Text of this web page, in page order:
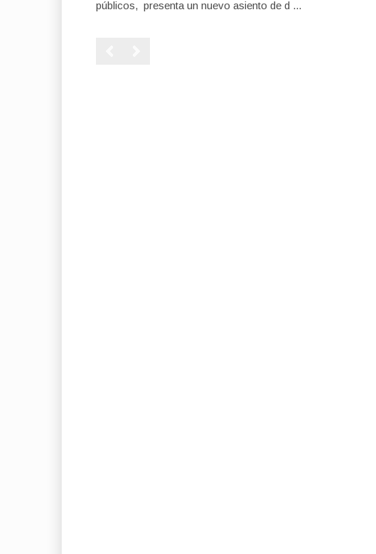
públicos, presenta un nuevo asiento de d ...